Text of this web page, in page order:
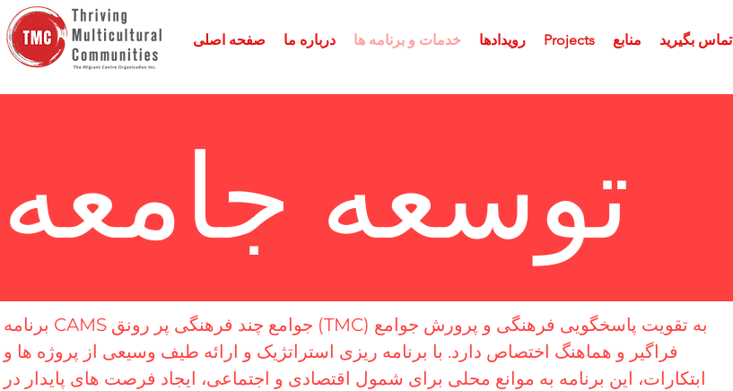
صفحه اصلی درباره ما خدمات و برنامه ها رویدادها Projects منابع تماس بگیرید
توسعه جامعه
برنامه CAMS جوامع چند فرهنگی پر رونق (TMC) به تقویت پاسخگویی فرهنگی و پرورش جوامع
فراگیر و هماهنگ اختصاص دارد. با برنامه ریزی استراتژیک و ارائه طیف وسیعی از پروژه ها و
ابتکارات، این برنامه به موانع محلی برای شمول اقتصادی و اجتماعی، ایجاد فرصت های پایدار در